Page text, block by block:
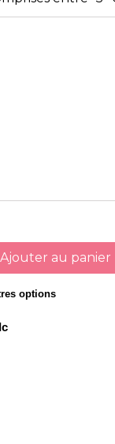
Ajouter au panier
options